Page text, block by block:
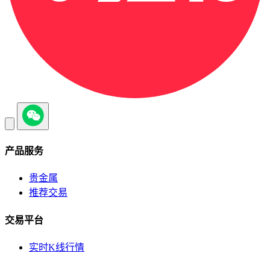
产品服务
贵金属
推荐交易
交易平台
实时K线行情